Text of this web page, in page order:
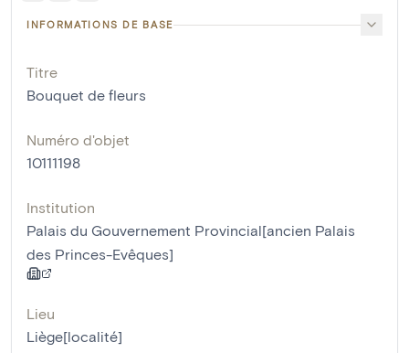
INFORMATIONS DE BASE
Titre
Bouquet de fleurs
Numéro d'objet
10111198
Institution
Palais du Gouvernement Provincial[ancien Palais
des Princes-Evêques]
Lieu
Liège[localité]